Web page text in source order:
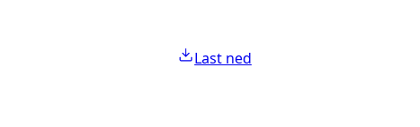
Last ned